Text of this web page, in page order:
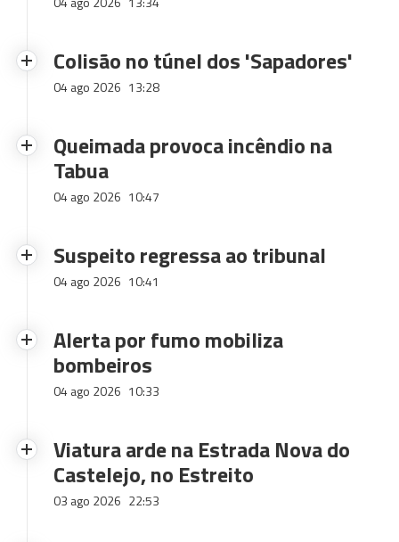
Colisão no túnel dos 'Sapadores'
04 ago 2026 13:28
Queimada provoca incêndio na
Tabua
04 ago 2026 10:47
Suspeito regressa ao tribunal
04 ago 2026 10:41
Alerta por fumo mobiliza
bombeiros
04 ago 2026 10:33
Viatura arde na Estrada Nova do
Castelejo, no Estreito
03 ago 2026 22:53